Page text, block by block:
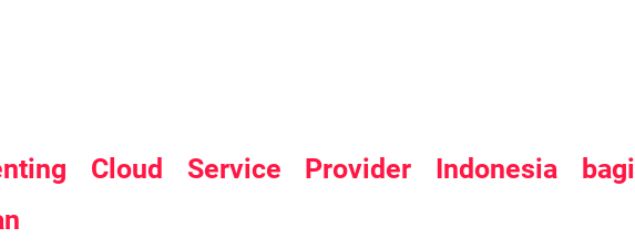
Cloud Service Provider Indonesia bagi